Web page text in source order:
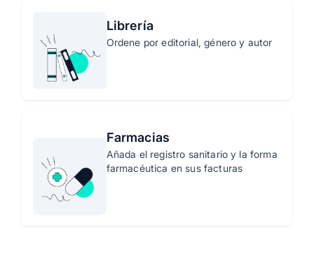
Librería
Ordene por editorial, género y autor
Farmacias
Añada el registro sanitario y la forma
farmacéutica en sus facturas